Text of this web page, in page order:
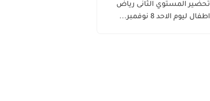
تحضير المستوي الثانى رياض
اطفال ليوم الاحد 8 نوفمبر...